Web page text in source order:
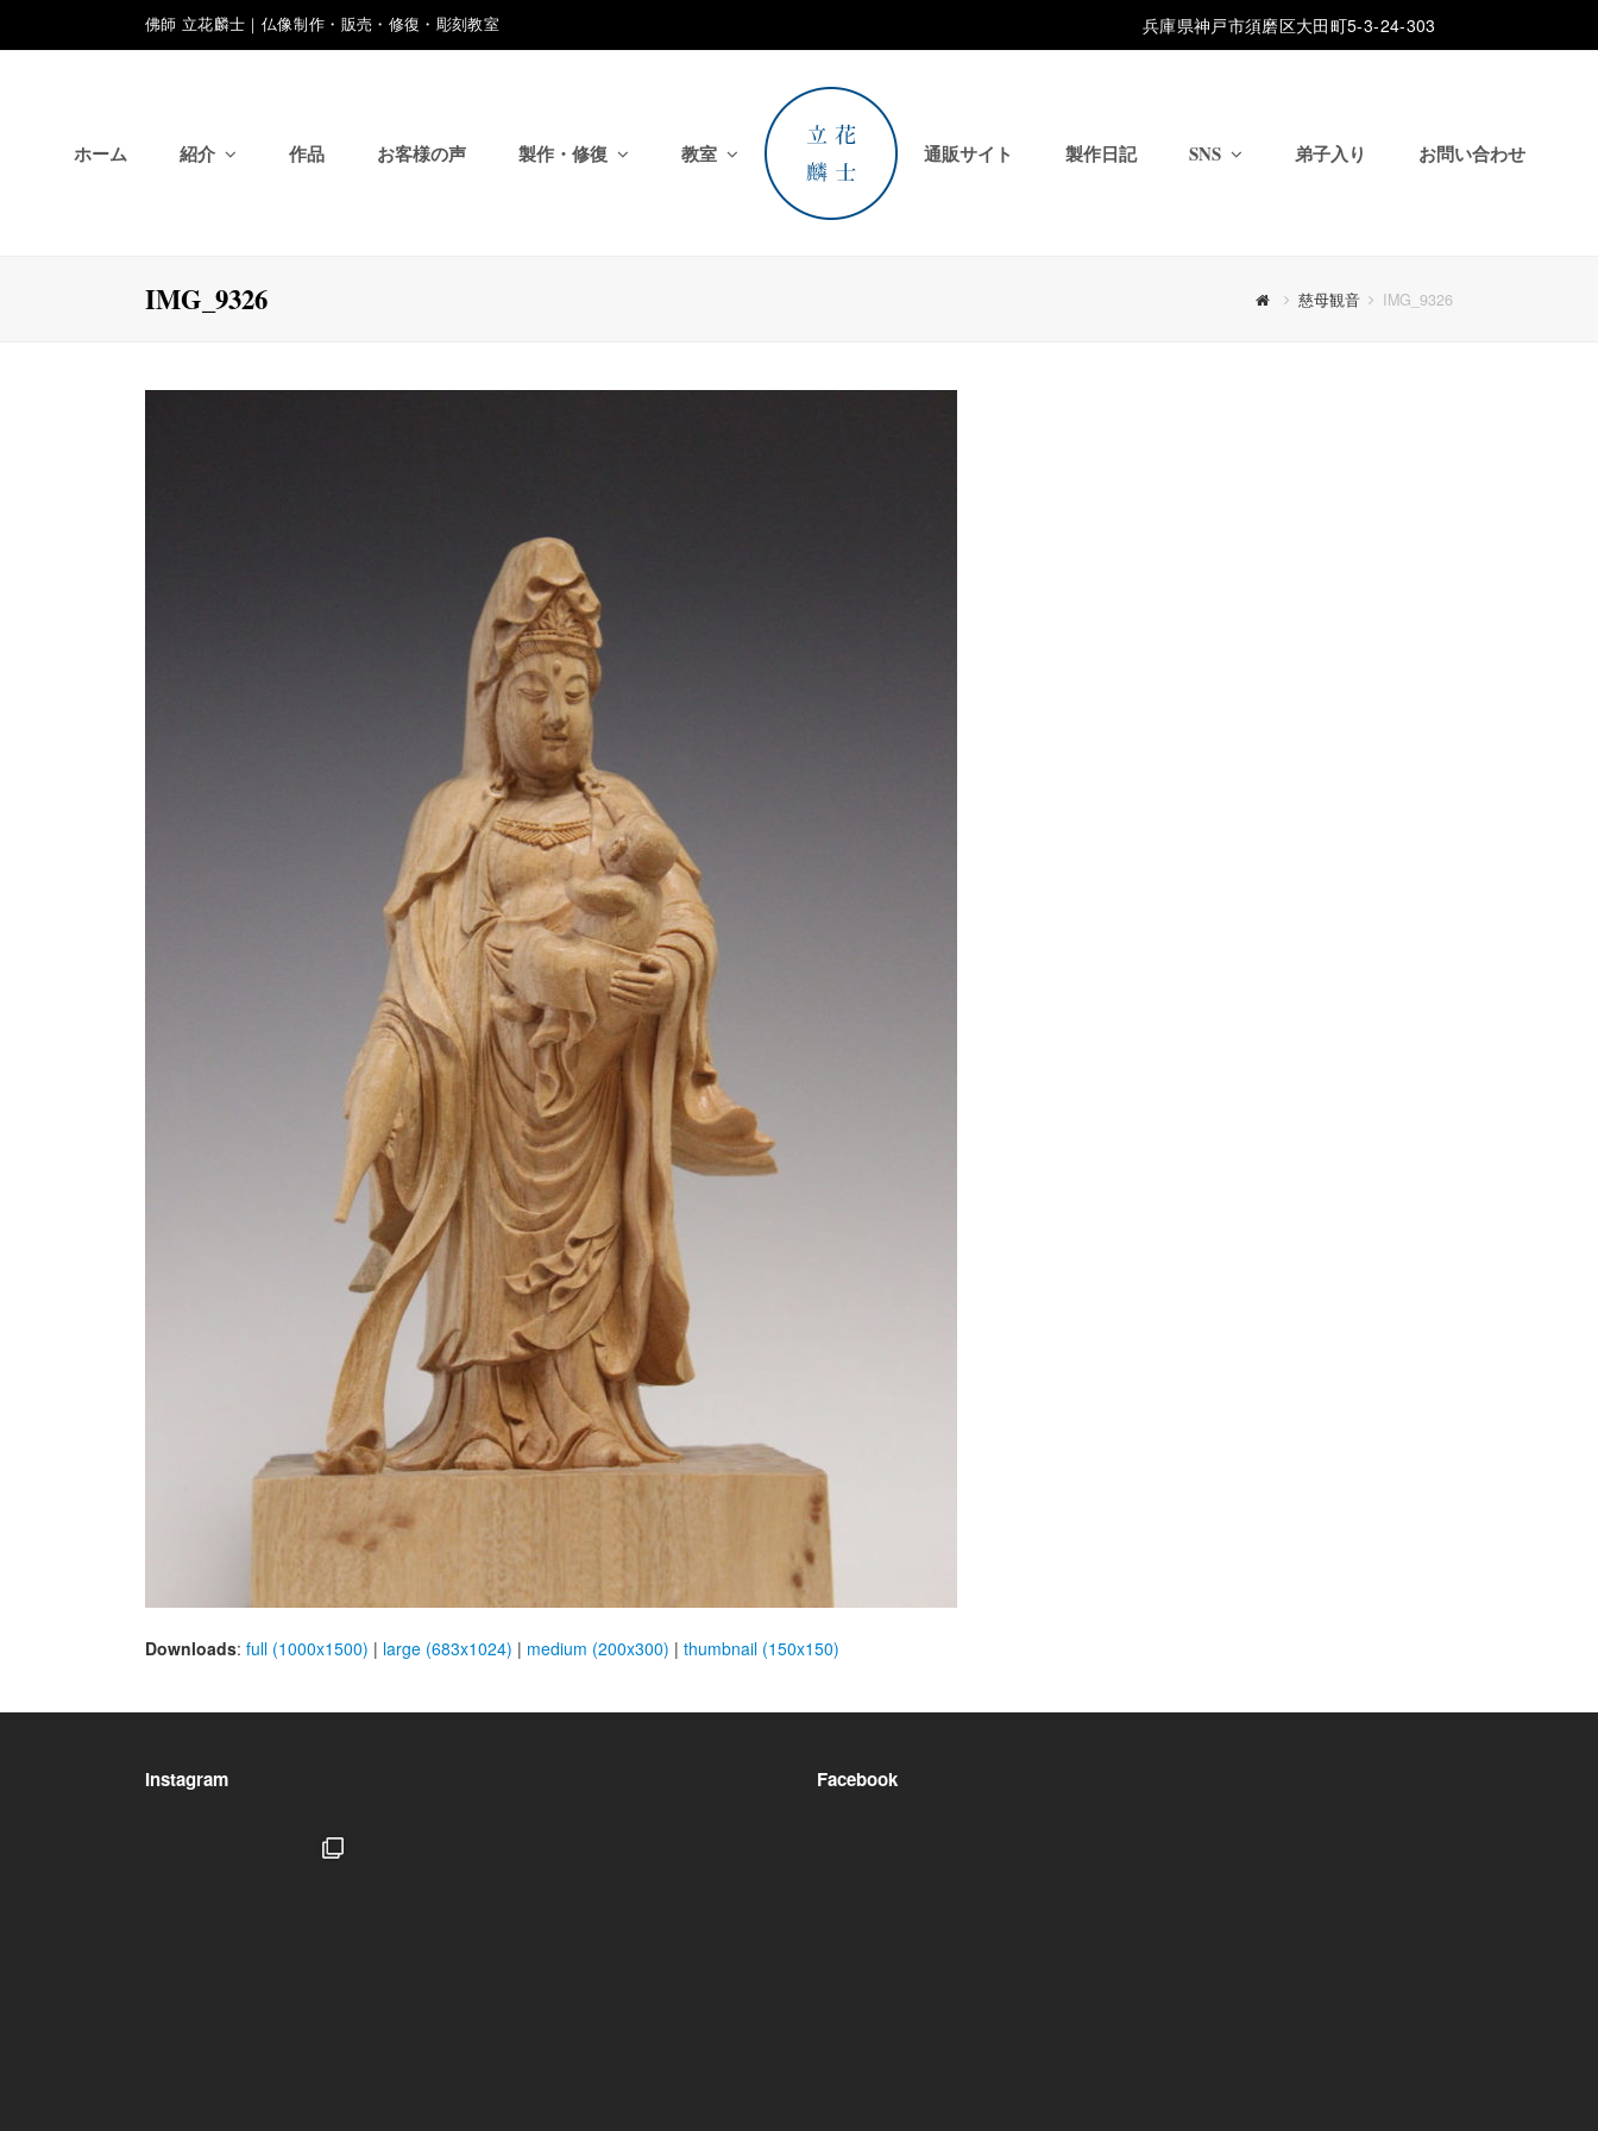
佛師 立花麟士｜仏像制作・販売・修復・彫刻教室 兵庫県神戸市須磨区大田町5-3-24-303
ホーム 紹介 作品 お客様の声 製作・修復 教室 通販サイト 製作日記 SNS 弟子入り お問い合わせ
IMG_9326 慈母観音 IMG_9326
Downloads: full (1000x1500) | large (683x1024) | medium (200x300) | thumbnail (150x150)
Instagram Facebook